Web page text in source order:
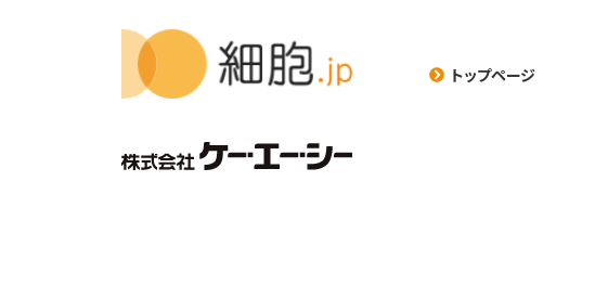
トップページ